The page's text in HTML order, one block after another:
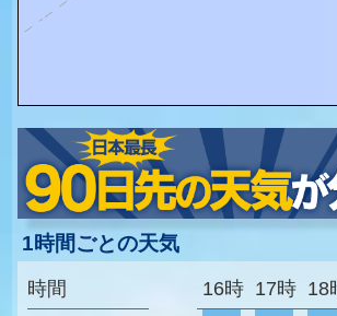
1時間ごとの天気
時間
16時 17時 18